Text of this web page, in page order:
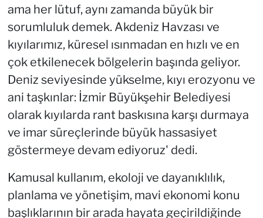
ama her lütuf, aynı zamanda büyük bir
sorumluluk demek. Akdeniz Havzası ve
kıyılarımız, küresel ısınmadan en hızlı ve en
çok etkilenecek bölgelerin başında geliyor.
Deniz seviyesinde yükselme, kıyı erozyonu ve
ani taşkınlar: İzmir Büyükşehir Belediyesi
olarak kıyılarda rant baskısına karşı durmaya
ve imar süreçlerinde büyük hassasiyet
göstermeye devam ediyoruz' dedi.
Kamusal kullanım, ekoloji ve dayanıklılık,
planlama ve yönetişim, mavi ekonomi konu
başlıklarının bir arada hayata geçirildiğinde